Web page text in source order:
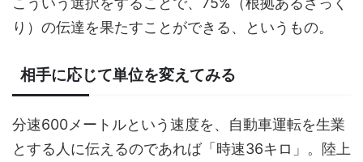
り）の伝達を果たすことができる、というもの。
相手に応じて単位を変えてみる
分速600メートルという速度を、自動車運転を生業
とする人に伝えるのであれば「時速36キロ」。陸上